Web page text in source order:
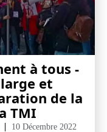
à tous -
et
de la
TMI
10 Décembre 2022